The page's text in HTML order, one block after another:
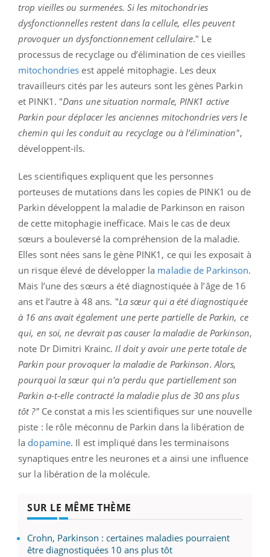
trop vieilles ou surmenées. Si les mitochondries
dysfonctionnelles restent dans la cellule, elles peuvent
provoquer un dysfonctionnement cellulaire." Le
processus de recyclage ou d’élimination de ces vieilles
mitochondries est appelé mitophagie. Les deux
travailleurs cités par les auteurs sont les gènes Parkin
et PINK1. "Dans une situation normale, PINK1 active
Parkin pour déplacer les anciennes mitochondries vers le
chemin qui les conduit au recyclage ou à l’élimination",
développent-ils.
Les scientifiques expliquent que les personnes
porteuses de mutations dans les copies de PINK1 ou de
Parkin développent la maladie de Parkinson en raison
de cette mitophagie inefficace. Mais le cas de deux
sœurs a bouleversé la compréhension de la maladie.
Elles sont nées sans le gène PINK1, ce qui les exposait à
un risque élevé de développer la maladie de Parkinson.
Mais l’une des sœurs a été diagnostiquée à l’âge de 16
ans et l’autre à 48 ans. "La sœur qui a été diagnostiquée
à 16 ans avait également une perte partielle de Parkin, ce
qui, en soi, ne devrait pas causer la maladie de Parkinson,
note Dr Dimitri Krainc. Il doit y avoir une perte totale de
Parkin pour provoquer la maladie de Parkinson. Alors,
pourquoi la sœur qui n’a perdu que partiellement son
Parkin a-t-elle contracté la maladie plus de 30 ans plus
tôt ?"Ce constat a mis les scientifiques sur une nouvelle
piste : le rôle méconnu de Parkin dans la libération de
la dopamine. Il est impliqué dans les terminaisons
synaptiques entre les neurones et a ainsi une influence
sur la libération de la molécule.
SUR LE MÊME THÈME
Crohn, Parkinson : certaines maladies pourraient
être diagnostiquées 10 ans plus tôt